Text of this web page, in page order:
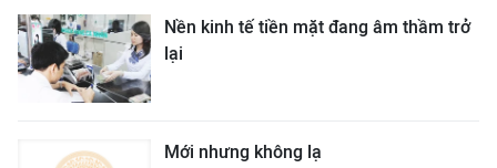
Nền kinh tế tiền mặt đang âm thầm trở
lại
Mới nhưng không lạ